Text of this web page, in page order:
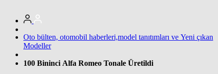
Oto bülten, otomobil haberleri,model tanıtımları ve Yeni çıkan
Modeller
100 Bininci Alfa Romeo Tonale Üretildi